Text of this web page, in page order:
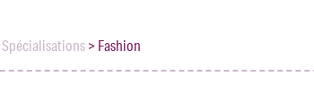
Spécialisations>Fashion